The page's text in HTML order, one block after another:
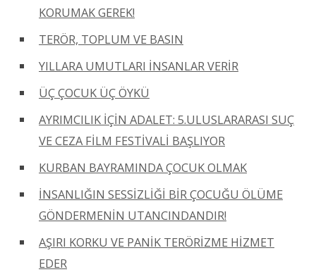
KORUMAK GEREK!
TERÖR, TOPLUM VE BASIN
YILLARA UMUTLARI İNSANLAR VERİR
ÜÇ ÇOCUK ÜÇ ÖYKÜ
AYRIMCILIK İÇİN ADALET: 5.ULUSLARARASI SUÇ
VE CEZA FİLM FESTİVALİ BAŞLIYOR
KURBAN BAYRAMINDA ÇOCUK OLMAK
İNSANLIĞIN SESSİZLİĞİ BİR ÇOCUĞU ÖLÜME
GÖNDERMENİN UTANCINDANDIR!
AŞIRI KORKU VE PANİK TERÖRİZME HİZMET
EDER